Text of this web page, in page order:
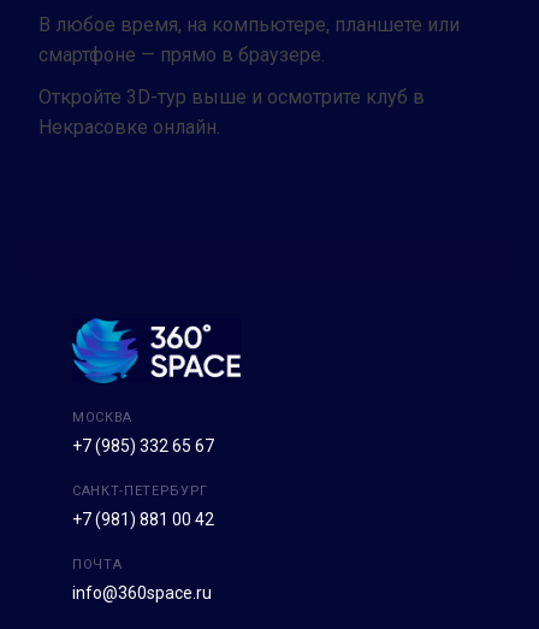
В любое время, на компьютере, планшете или
смартфоне — прямо в браузере.
Откройте 3D-тур выше и осмотрите клуб в
Некрасовке онлайн.
МОСКВА
+7 (985) 332 65 67
САНКТ-ПЕТЕРБУРГ
+7 (981) 881 00 42
ПОЧТА
info@360space.ru